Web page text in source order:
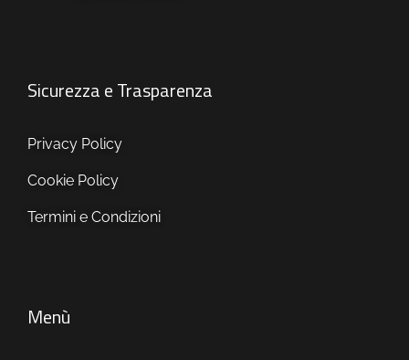
Sicurezza e Trasparenza
Privacy Policy
Cookie Policy
Termini e Condizioni
Menù